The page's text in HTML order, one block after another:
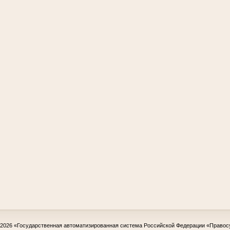
«Государственная автоматизированная система Российской Федерации